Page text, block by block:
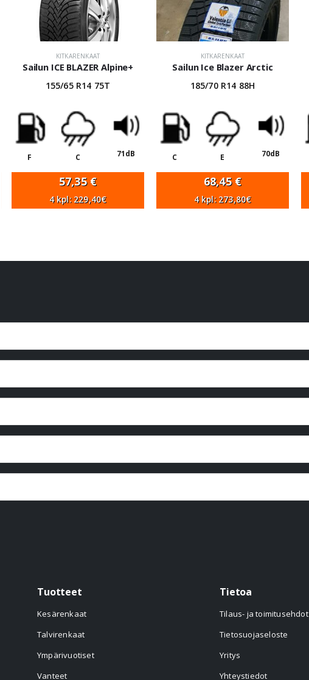
KITKARENKAAT
Sailun ICE BLAZER Alpine+
155/65 R14 75T
F C 71dB
57,35 €
4 kpl: 229,40€
KITKARENKAAT
Sailun Ice Blazer Arctic
185/70 R14 88H
C E 70dB
68,45 €
4 kpl: 273,80€
Tuotteet
Kesärenkaat
Talvirenkaat
Ympärivuotiset
Vanteet
Tietoa
Tilaus- ja toimitusehdot
Tietosuojaseloste
Yritys
Yhteystiedot